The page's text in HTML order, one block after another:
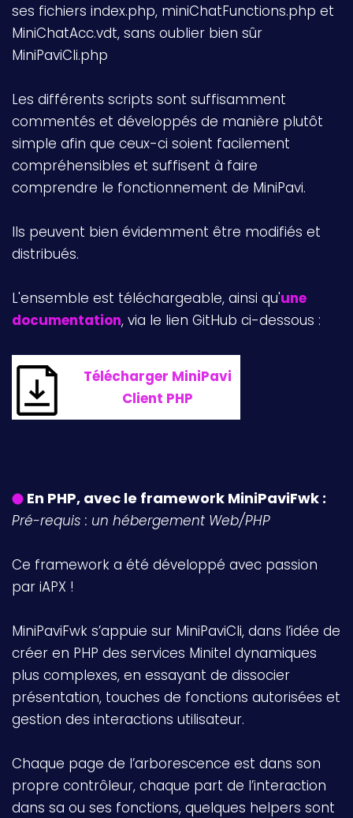
ses fichiers index.php, miniChatFunctions.php et
MiniChatAcc.vdt, sans oublier bien sûr
MiniPaviCli.php
Les différents scripts sont suffisamment
commentés et développés de manière plutôt
simple afin que ceux-ci soient facilement
compréhensibles et suffisent à faire
comprendre le fonctionnement de MiniPavi.
Ils peuvent bien évidemment être modifiés et
distribués.
L'ensemble est téléchargeable, ainsi qu'une
documentation, via le lien GitHub ci-dessous :
Télécharger MiniPavi
Client PHP
En PHP, avec le framework MiniPaviFwk :
Pré-requis : un hébergement Web/PHP
Ce framework a été développé avec passion
par iAPX !
MiniPaviFwk s’appuie sur MiniPaviCli, dans l’idée de
créer en PHP des services Minitel dynamiques
plus complexes, en essayant de dissocier
présentation, touches de fonctions autorisées et
gestion des interactions utilisateur.
Chaque page de l’arborescence est dans son
propre contrôleur, chaque part de l’interaction
dans sa ou ses fonctions, quelques helpers sont